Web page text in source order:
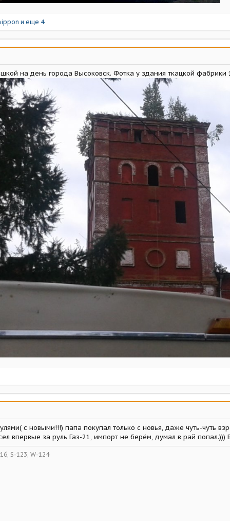
и еще 4
на день города Высоковск. Фотка у здания ткацкой фабрики
с новыми!!!) папа покупал только с новья, даже чуть-чуть
впервые за руль Газ-21, импорт не берём, думал в рай попал.)))
S-123, W-124